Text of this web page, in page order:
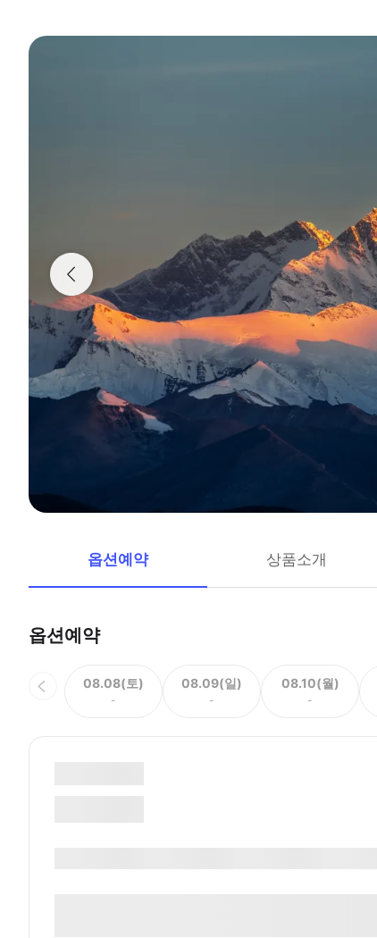
옵션예약 상품소개
옵션예약
08.08(토)
-
08.09(일)
-
08.10(월)
-